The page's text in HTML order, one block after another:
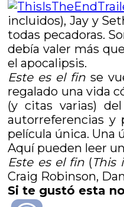
incluidos), Jay y
todas pecadoras.
debía valer más
el apocalipsis.
Este es el finse
regalado una vida
(y citas varias)
autorreferencias y
película única. Una
Aquí pueden leer
Este es el fin (This
Craig Robinson,
Si te gustó esta